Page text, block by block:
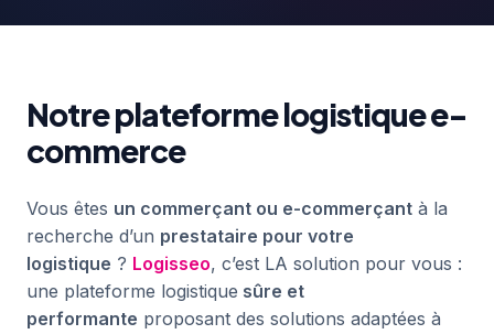
Notre plateforme logistique e-
commerce
Vous êtes un commerçant ou e-commerçant à la
recherche d’un prestataire pour votre
logistique ? Logisseo, c’est LA solution pour vous :
une plateforme logistique sûre et
performante proposant des solutions adaptées à